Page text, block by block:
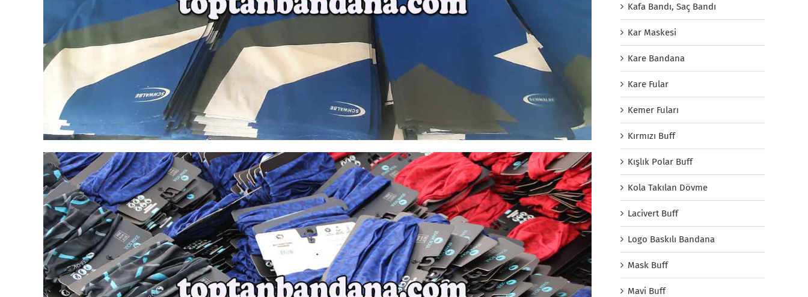
Kafa Bandı, Saç Bandı
Kar Maskesi
Kare Bandana
Kare Fular
Kemer Fuları
Kırmızı Buff
Kışlık Polar Buff
Kola Takılan Dövme
Lacivert Buff
Logo Baskılı Bandana
Mask Buff
Mavi Buff